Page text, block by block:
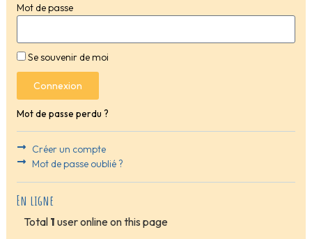
Mot de passe
Se souvenir de moi
Connexion
Mot de passe perdu ?
Créer un compte
Mot de passe oublié ?
En ligne
Total 1 user online on this page